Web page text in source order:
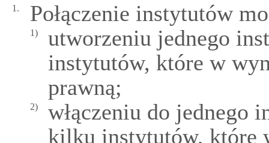
1. Połączenie instytutów
1)
utworzeniu jednego
instytutów, które w
prawną;
2)
włączeniu do jednego
kilku instytutów, które